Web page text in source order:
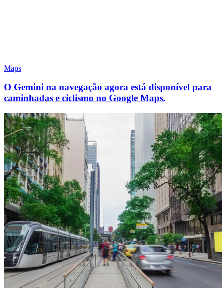
Maps
O Gemini na navegação agora está disponível para
caminhadas e ciclismo no Google Maps.